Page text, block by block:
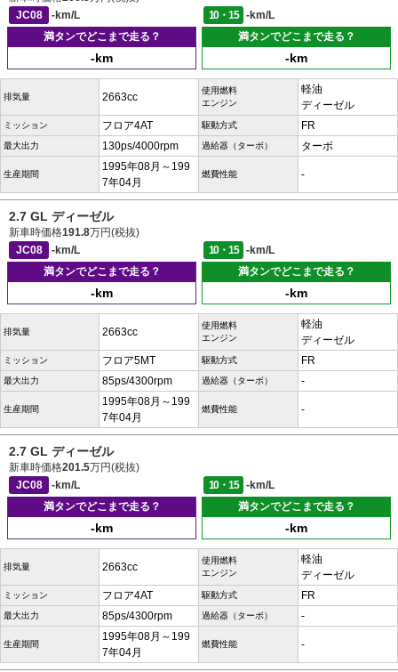
JC08
-km/L 10・15
-km/L
満タンでどこまで走る？
-km
満タンでどこまで走る？
-km
排気量 2663cc
使用燃料
エンジン
軽油
ディーゼル
ミッション フロア4AT 駆動方式 FR
最大出力 130ps/4000rpm 過給器（ターボ） ターボ
生産期間
1995年08月～199
7年04月
燃費性能 -
2.7 GL ディーゼル
新車時価格191.8万円(税抜)
JC08
-km/L 10・15
-km/L
満タンでどこまで走る？
-km
満タンでどこまで走る？
-km
排気量 2663cc
使用燃料
エンジン
軽油
ディーゼル
ミッション フロア5MT 駆動方式 FR
最大出力 85ps/4300rpm 過給器（ターボ） -
生産期間
1995年08月～199
7年04月
燃費性能 -
2.7 GL ディーゼル
新車時価格201.5万円(税抜)
JC08
-km/L 10・15
-km/L
満タンでどこまで走る？
-km
満タンでどこまで走る？
-km
排気量 2663cc
使用燃料
エンジン
軽油
ディーゼル
ミッション フロア4AT 駆動方式 FR
最大出力 85ps/4300rpm 過給器（ターボ） -
生産期間
1995年08月～199
7年04月
燃費性能 -